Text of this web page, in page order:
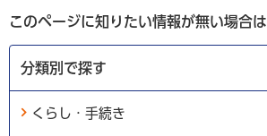
このページに知りたい情報が無い場合は
分類別で探す
くらし・手続き